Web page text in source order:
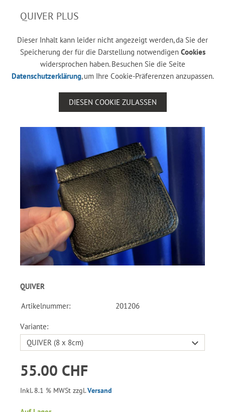
QUIVER PLUS
Dieser Inhalt kann leider nicht angezeigt werden, da Sie der
Speicherung der für die Darstellung notwendigen Cookies
widersprochen haben. Besuchen Sie die Seite
Datenschutzerklärung, um Ihre Cookie-Präferenzen anzupassen.
DIESEN COOKIE ZULASSEN
QUIVER
Artikelnummer: 201206
Variante:
55.00 CHF
Inkl. 8.1 % MWSt zzgl.Versand